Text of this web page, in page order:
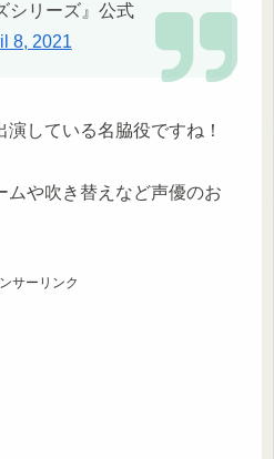
シリーズ』公式
8, 2021
している名脇役ですね！
ムや吹き替えなど声優のお
サーリンク